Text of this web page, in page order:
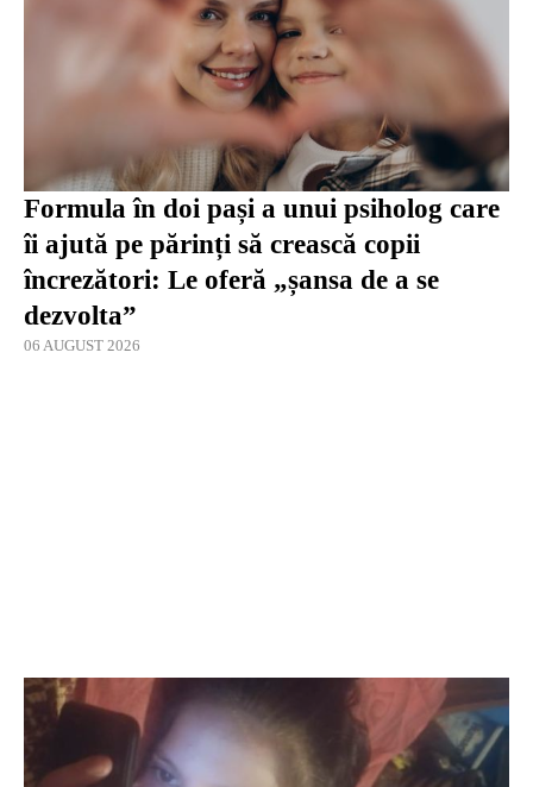
Formula în doi pași a unui psiholog care
îi ajută pe părinți să crească copii
încrezători: Le oferă „șansa de a se
dezvolta”
06 AUGUST 2026